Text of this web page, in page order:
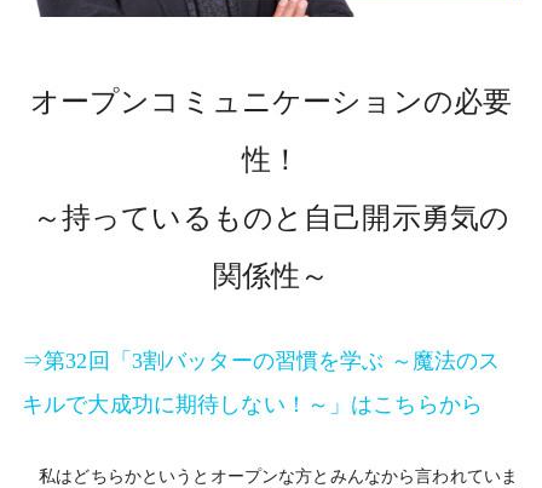
オープンコミュニケーションの必要
性！
～持っているものと自己開示勇気の
関係性～
⇒第32回「3割バッターの習慣を学ぶ ～魔法のス
キルで大成功に期待しない！～」はこちらから
私はどちらかというとオープンな方とみんなから言われていま